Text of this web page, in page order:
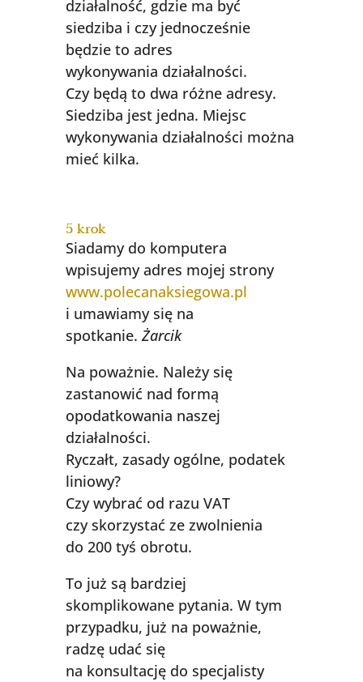
działalność, gdzie ma być
siedziba i czy jednocześnie
będzie to adres
wykonywania działalności.
Czy będą to dwa różne adresy.
Siedziba jest jedna. Miejsc
wykonywania działalności można
mieć kilka.
5 krok
Siadamy do komputera
wpisujemy adres mojej strony
www.polecanaksiegowa.pl
i umawiamy się na
spotkanie.Żarcik
Na poważnie. Należy się
zastanowić nad formą
opodatkowania naszej
działalności.
Ryczałt, zasady ogólne, podatek
liniowy?
Czy wybrać od razu VAT
czy skorzystać ze zwolnienia
do 200 tyś obrotu.
To już są bardziej
skomplikowane pytania. W tym
przypadku, już na poważnie,
radzę udać się
na konsultację do specjalisty